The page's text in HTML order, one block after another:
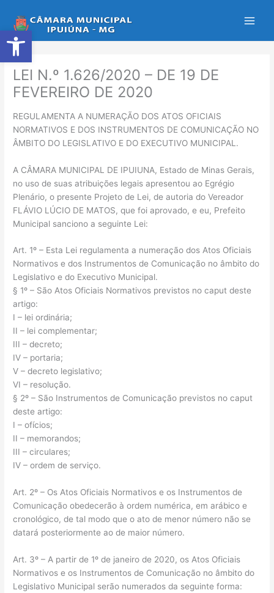
Abrir a barra de ferramentas
para
o
conteúdo
LEI N.º 1.626/2020 – DE 19 DE
FEVEREIRO DE 2020
REGULAMENTA A NUMERAÇÃO DOS ATOS OFICIAIS
NORMATIVOS E DOS INSTRUMENTOS DE COMUNICAÇÃO NO
ÂMBITO DO LEGISLATIVO E DO EXECUTIVO MUNICIPAL.
A CÂMARA MUNICIPAL DE IPUIUNA, Estado de Minas Gerais,
no uso de suas atribuições legais apresentou ao Egrégio
Plenário, o presente Projeto de Lei, de autoria do Vereador
FLÁVIO LÚCIO DE MATOS, que foi aprovado, e eu, Prefeito
Municipal sanciono a seguinte Lei:
Art. 1º – Esta Lei regulamenta a numeração dos Atos Oficiais
Normativos e dos Instrumentos de Comunicação no âmbito do
Legislativo e do Executivo Municipal.
§ 1º – São Atos Oficiais Normativos previstos no caput deste
artigo:
I – lei ordinária;
II – lei complementar;
III – decreto;
IV – portaria;
V – decreto legislativo;
VI – resolução.
§ 2º – São Instrumentos de Comunicação previstos no caput
deste artigo:
I – ofícios;
II – memorandos;
III – circulares;
IV – ordem de serviço.
Art. 2º – Os Atos Oficiais Normativos e os Instrumentos de
Comunicação obedecerão à ordem numérica, em arábico e
cronológico, de tal modo que o ato de menor número não se
datará posteriormente ao de maior número.
Art. 3º – A partir de 1º de janeiro de 2020, os Atos Oficiais
Normativos e os Instrumentos de Comunicação no âmbito do
Legislativo Municipal serão numerados da seguinte forma: